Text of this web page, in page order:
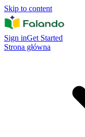
Skip to content
Sign inGet Started
Strona główna